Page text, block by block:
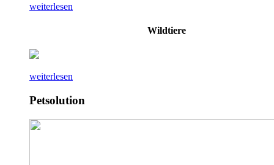
weiterlesen
Wildtiere
weiterlesen
Petsolution